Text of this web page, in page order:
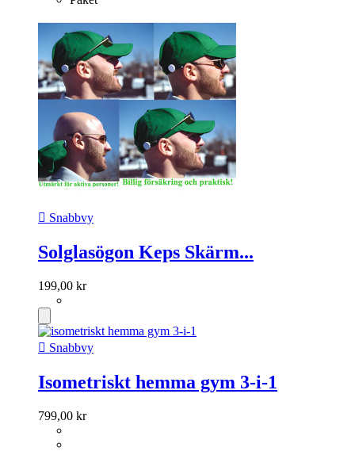
 Snabbvy
Solglasögon Keps Skärm...
199,00 kr
 Snabbvy
Isometriskt hemma gym 3-i-1
799,00 kr